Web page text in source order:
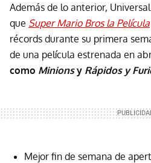
Además de lo anterior,
que Super Mario Bros la Película
récords durante su primera
de una película estrenada en
como Minionsy Rápidos y
Mejor fin de semana de